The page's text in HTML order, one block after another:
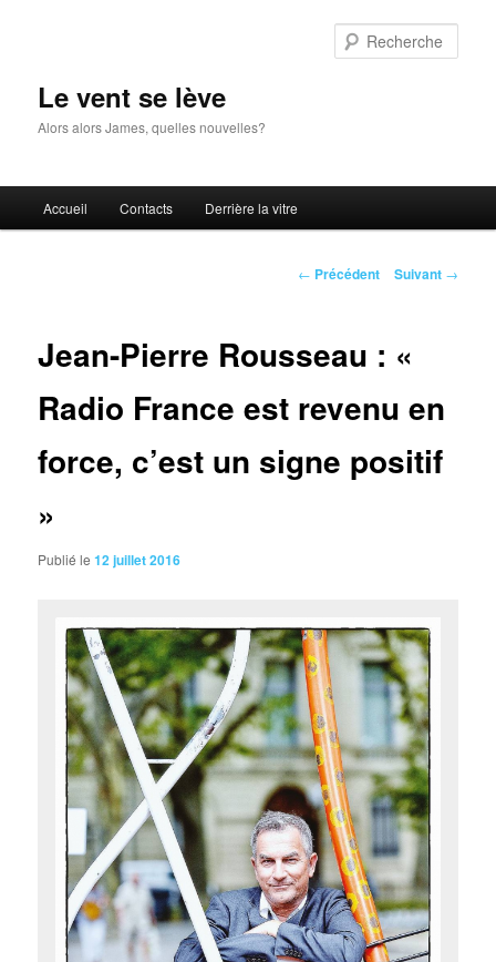
Le vent se lève
Alors alors James, quelles nouvelles?
principal
Accueil Contacts Derrière la vitre
Navigation
← Précédent Suivant →
Jean-Pierre Rousseau : «
Radio France est revenu en
force, c’est un signe positif
»
Publié le12 juillet 2016